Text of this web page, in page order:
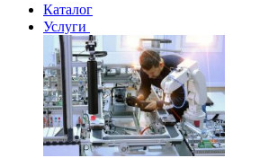
Каталог
Услуги